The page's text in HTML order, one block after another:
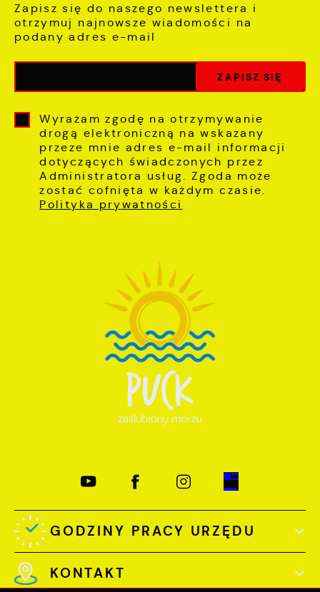
Zapisz się do naszego newslettera i
otrzymuj najnowsze wiadomości na
podany adres e-mail
Wyrażam zgodę na otrzymywanie
drogą elektroniczną na wskazany
przeze mnie adres e-mail informacji
dotyczących świadczonych przez
Administratora usług. Zgoda może
zostać cofnięta w każdym czasie.
Polityka prywatności
GODZINY PRACY URZĘDU
KONTAKT